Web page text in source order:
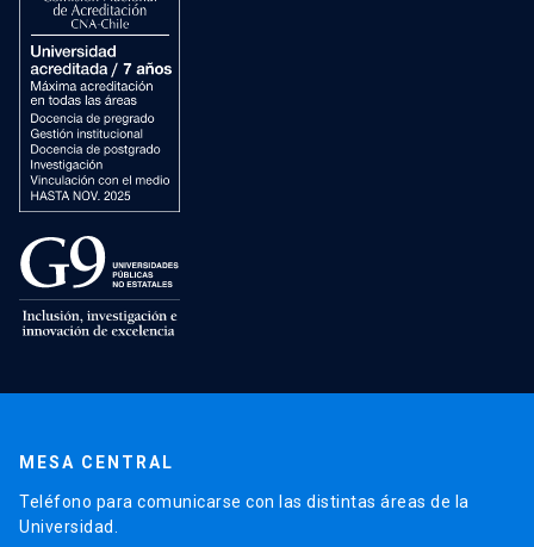
MESA CENTRAL
Teléfono para comunicarse con las distintas áreas de la
Universidad.